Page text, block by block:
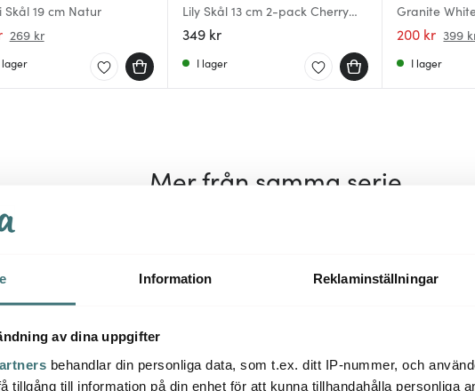
Information Reklaminställningar
av dina uppgifter
behandlar din personliga data, som t.ex. ditt IP-nummer, och
tillgång till information på din enhet för att kunna tillhandahålla personliga
Skål 19 cm Natur
269 kr
lager
Lily Skål 13 cm 2-pack Cherry
Blossom
349 kr
I lager
Granite
Grå
200 kr 399
I lager
Mer från samma serie